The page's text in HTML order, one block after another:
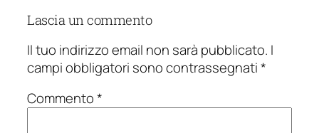
Lascia un commento
Il tuo indirizzo email non sarà pubblicato. I
campi obbligatori sono contrassegnati*
Commento*